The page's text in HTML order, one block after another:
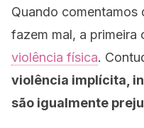
Quando comentamos
fazem mal, a primeira
violência física.
violência implícita,
são igualmente